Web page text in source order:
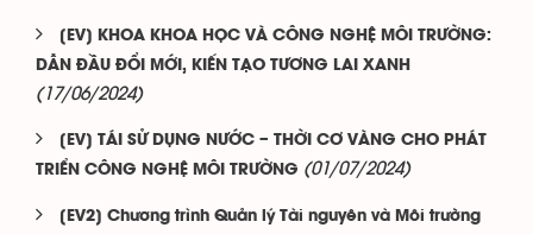
[EV] KHOA KHOA HỌC VÀ CÔNG NGHỆ MÔI TRƯỜNG:
DẪN ĐẦU ĐỔI MỚI, KIẾN TẠO TƯƠNG LAI XANH
(17/06/2024)
[EV] TÁI SỬ DỤNG NƯỚC – THỜI CƠ VÀNG CHO PHÁT
TRIỂN CÔNG NGHỆ MÔI TRƯỜNG (01/07/2024)
[EV2] Chương trình Quản lý Tài nguyên và Môi trường